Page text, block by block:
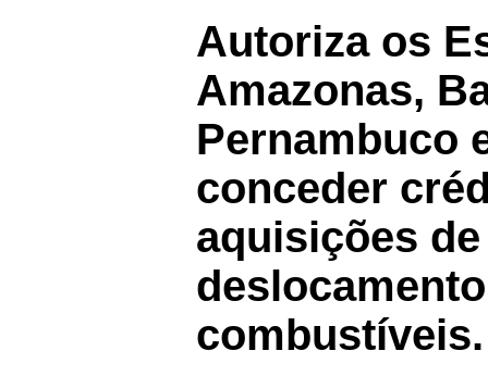
Autoriza os
Amazonas,
Pernambuco
conceder
aquisições
combustíveis.